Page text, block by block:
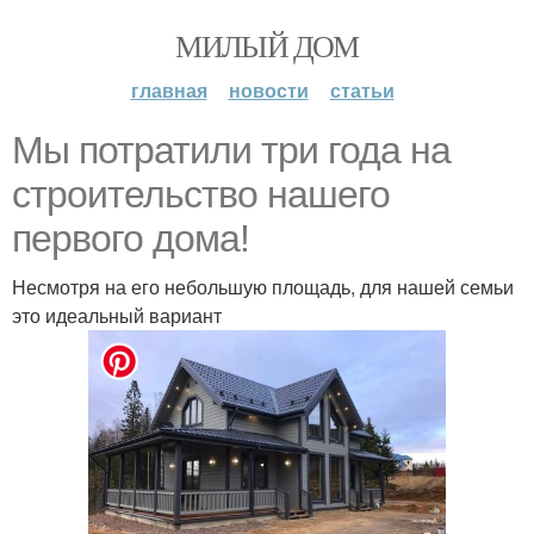
МИЛЫЙ ДОМ
главная новости статьи
Мы потратили три года на
строительство нашего
первого дома!
Несмотря на его небольшую площадь, для нашей семьи
это идеальный вариант